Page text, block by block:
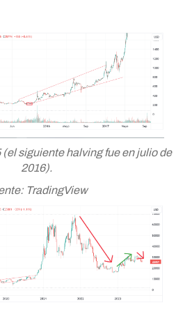
siguiente halving fue en julio de
2016).
TradingView